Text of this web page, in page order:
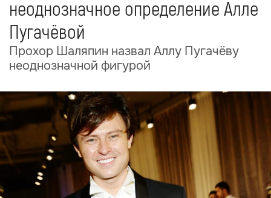
неоднозначное определение Алле
Пугачёвой
Прохор Шаляпин назвал Аллу Пугачёву
неоднозначной фигурой